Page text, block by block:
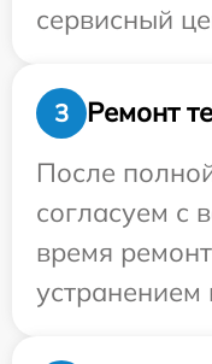
сервисный
3
Ремонт
После
согласуем с
время
устранением